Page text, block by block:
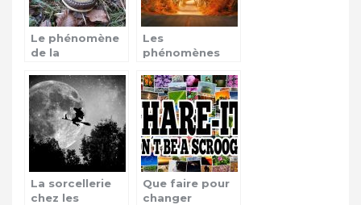
Le phénomène
de la
enfants
Les
phénomènes
faut-il en
penser?
La sorcellerie
chez les
Que faire pour
changer